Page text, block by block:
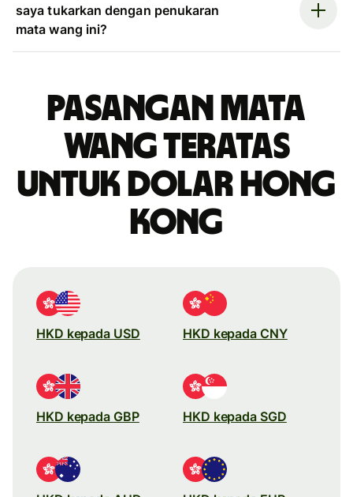
saya tukarkan dengan penukaran
mata wang ini?
Pasangan mata
wang teratas
untuk dolar Hong
Kong
HKD kepada USD HKD kepada CNY
HKD kepada GBP HKD kepada SGD